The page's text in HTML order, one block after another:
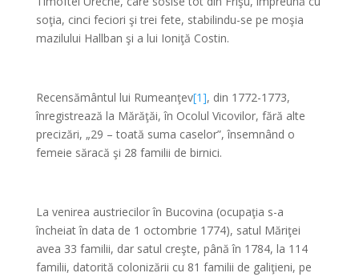
soţia, cinci feciori şi trei fete, stabilindu-se pe moşia
mazilului Hallban şi a lui Ioniţă Costin.
Recensământul lui Rumeanţev[1], din 1772-1773,
înregistrează la Mărăţăi, în Ocolul Vicovilor, fără alte
precizări, „29 – toată suma caselor”, însemnând o
femeie săracă şi 28 familii de birnici.
La venirea austriecilor în Bucovina (ocupaţia s-a
încheiat în data de 1 octombrie 1774), satul Măriţei
avea 33 familii, dar satul creşte, până în 1784, la 114
familii, datorită colonizării cu 81 familii de galiţieni, pe